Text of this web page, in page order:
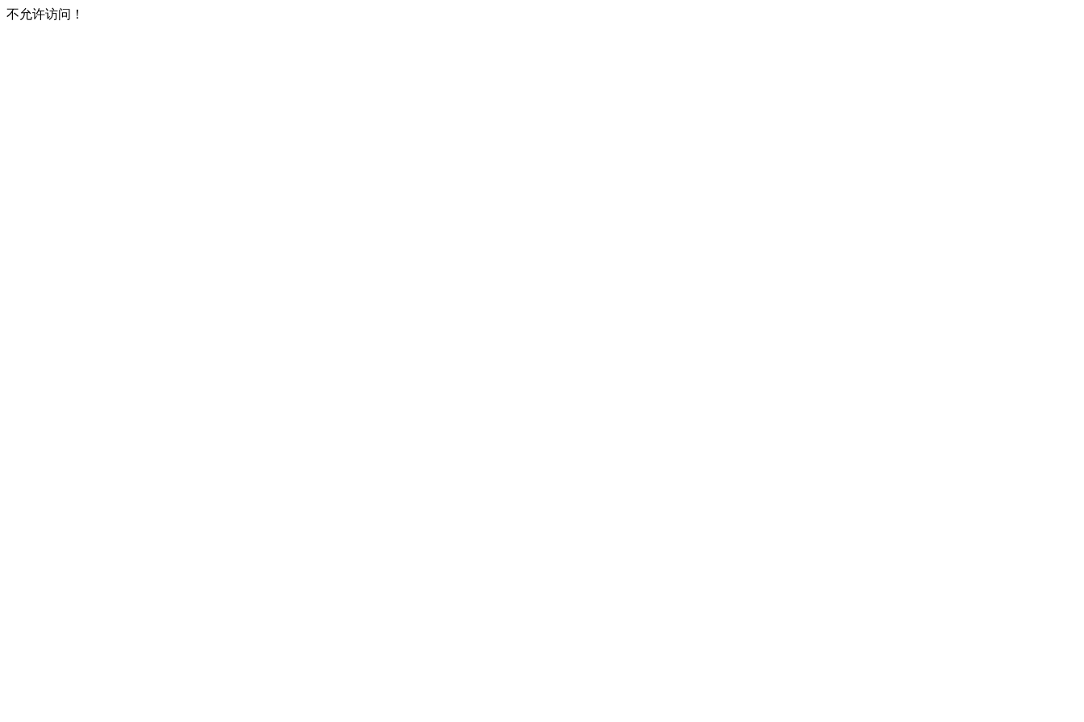
不允许访问！